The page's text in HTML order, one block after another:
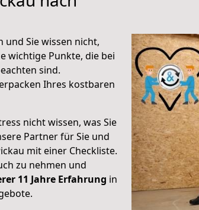
und Sie wissen nicht,
wichtige Punkte, die bei
sind.
Ihres kostbaren
nicht wissen, was Sie
Partner für Sie und
mit einer Checkliste.
zu nehmen und
11 Jahre Erfahrung in